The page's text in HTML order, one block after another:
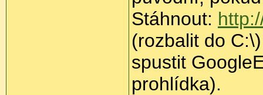
Stáhnout:
(rozbalit do C:\)
spustit
prohlídka).